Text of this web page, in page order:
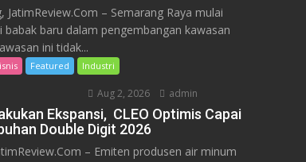
JatimReview.Com – Semarang Raya mulai
babak baru dalam pengembangan kawasan
ini tidak...
Featured Industri
Aug 2, 2026 admin
Ekspansi, CLEO Optimis Capai
Double Digit 2026
– Emiten produsen air minum